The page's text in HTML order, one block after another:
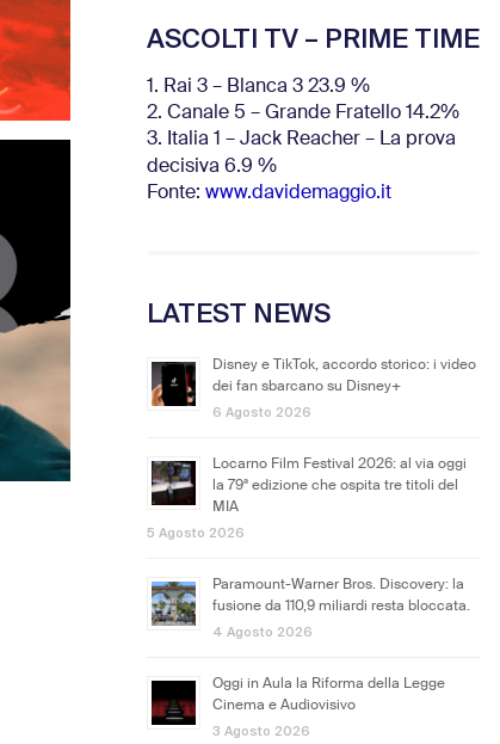
ASCOLTI TV – PRIME TIME
1. Rai 3 – Blanca 3 23.9 %
2. Canale 5 – Grande Fratello 14.2%
3. Italia 1 – Jack Reacher – La prova
decisiva 6.9 %
Fonte: www.davidemaggio.it
LATEST NEWS
Disney e TikTok, accordo storico: i video
dei fan sbarcano su Disney+
6 Agosto 2026
Locarno Film Festival 2026: al via oggi
la 79ª edizione che ospita tre titoli del
MIA
5 Agosto 2026
Paramount-Warner Bros. Discovery: la
fusione da 110,9 miliardi resta bloccata.
4 Agosto 2026
Oggi in Aula la Riforma della Legge
Cinema e Audiovisivo
3 Agosto 2026